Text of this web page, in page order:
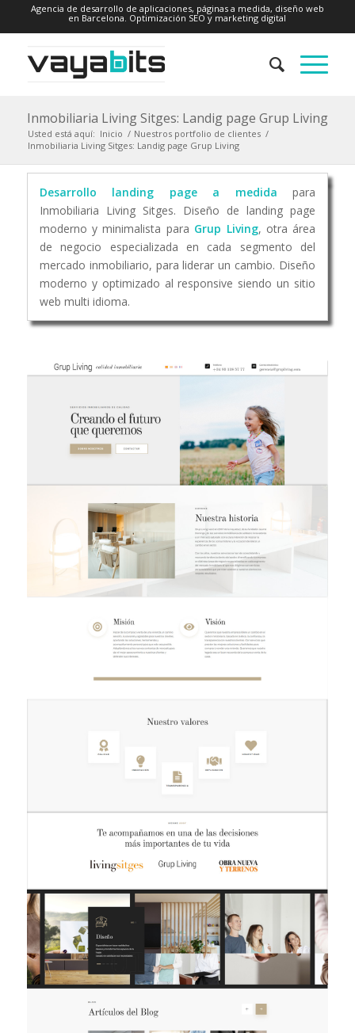
Agencia de desarrollo de aplicaciones, páginas a medida, diseño web
en Barcelona. Optimización SEO y marketing digital
Inmobiliaria Living Sitges: Landig page Grup Living
Usted está aquí: Inicio / Nuestros portfolio de clientes /
Inmobiliaria Living Sitges: Landig page Grup Living
Desarrollo landing page a medida para
Inmobiliaria Living Sitges. Diseño de landing page
moderno y minimalista para Grup Living, otra área
de negocio especializada en cada segmento del
mercado inmobiliario, para liderar un cambio. Diseño
moderno y optimizado al responsive siendo un sitio
web multi idioma.